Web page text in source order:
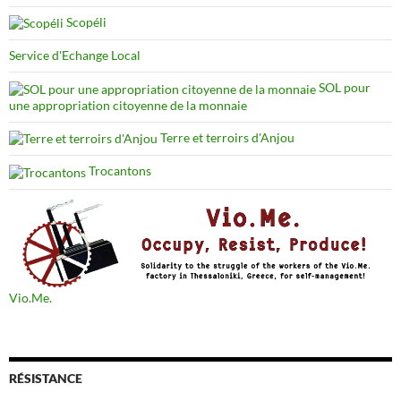
Scopéli
Service d'Echange Local
SOL pour
une appropriation citoyenne de la monnaie
Terre et terroirs d'Anjou
Trocantons
Vio.Me.
RÉSISTANCE